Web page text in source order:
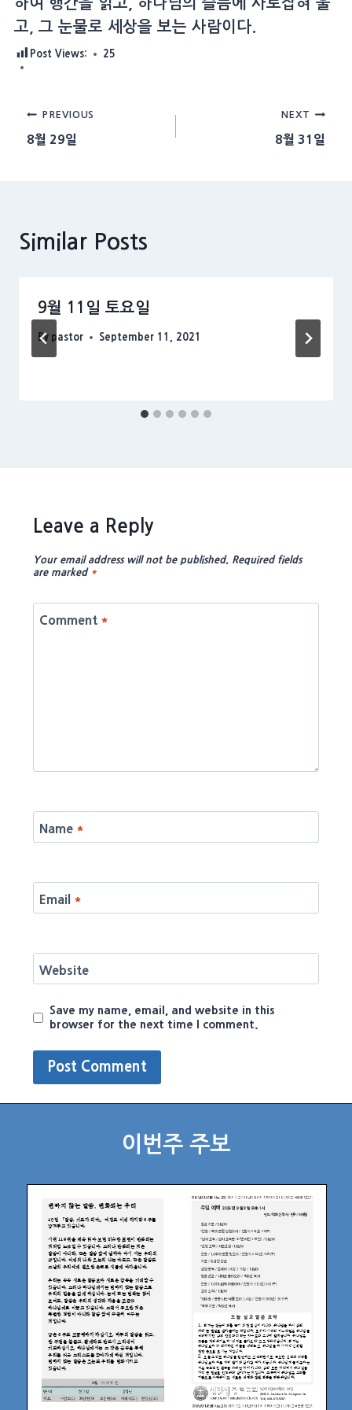
하여 행간을 읽고, 하나님의 슬픔에 사로잡혀 울
고, 그 눈물로 세상을 보는 사람이다.
Post Views: 25
Post
navigation
PREVIOUS
8월 29일
NEXT
8월 31일
Similar Posts
9월 11일 토요일
By pastor September 11, 2021
Leave a Reply
Your email address will not be published. Required fields
are marked *
Comment *
Name *
Email *
Website
Save my name, email, and website in this
browser for the next time I comment.
이번주 주보